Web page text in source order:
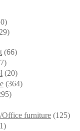
(66)
(20)
(364)
furniture (125)